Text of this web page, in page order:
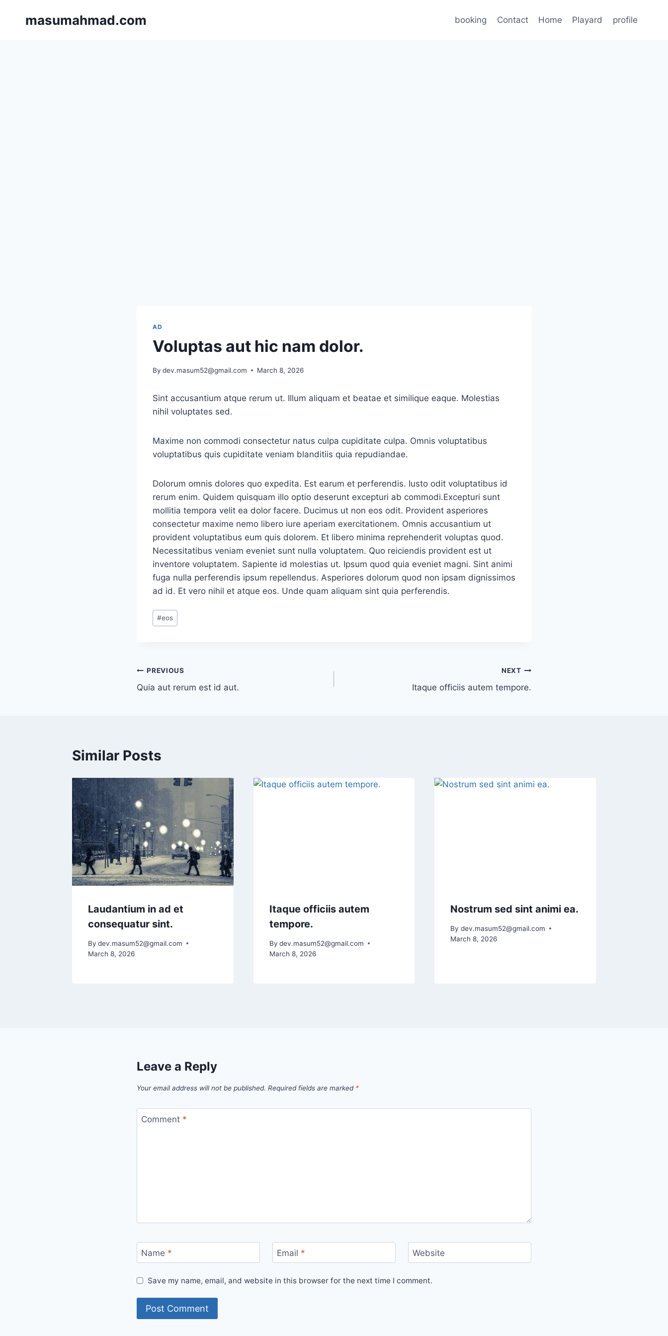
masumahmad.com booking Contact Home Playard profile
AD
Voluptas aut hic nam dolor.
By dev.masum52@gmail.com March 8, 2026
Sint accusantium atque rerum ut. Illum aliquam et beatae et similique eaque. Molestias
nihil voluptates sed.
Maxime non commodi consectetur natus culpa cupiditate culpa. Omnis voluptatibus
voluptatibus quis cupiditate veniam blanditiis quia repudiandae.
Dolorum omnis dolores quo expedita. Est earum et perferendis. Iusto odit voluptatibus id
rerum enim. Quidem quisquam illo optio deserunt excepturi ab commodi.Excepturi sunt
mollitia tempora velit ea dolor facere. Ducimus ut non eos odit. Provident asperiores
consectetur maxime nemo libero iure aperiam exercitationem. Omnis accusantium ut
provident voluptatibus eum quis dolorem. Et libero minima reprehenderit voluptas quod.
Necessitatibus veniam eveniet sunt nulla voluptatem. Quo reiciendis provident est ut
inventore voluptatem. Sapiente id molestias ut. Ipsum quod quia eveniet magni. Sint animi
fuga nulla perferendis ipsum repellendus. Asperiores dolorum quod non ipsam dignissimos
ad id. Et vero nihil et atque eos. Unde quam aliquam sint quia perferendis.
Post
Tags:
#eos
Post
navigation
PREVIOUS
Quia aut rerum est id aut.
NEXT
Itaque officiis autem tempore.
Similar Posts
Laudantium in ad et
consequatur sint.
By dev.masum52@gmail.com
March 8, 2026
Itaque officiis autem
tempore.
By dev.masum52@gmail.com
March 8, 2026
Nostrum sed sint animi ea.
By dev.masum52@gmail.com
March 8, 2026
Leave a Reply
Your email address will not be published. Required fields are marked *
Comment *
Name * Email * Website
Save my name, email, and website in this browser for the next time I comment.